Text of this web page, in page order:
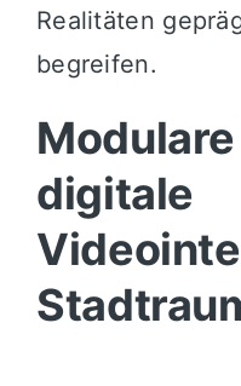
Realitäten
begreifen.
digitale